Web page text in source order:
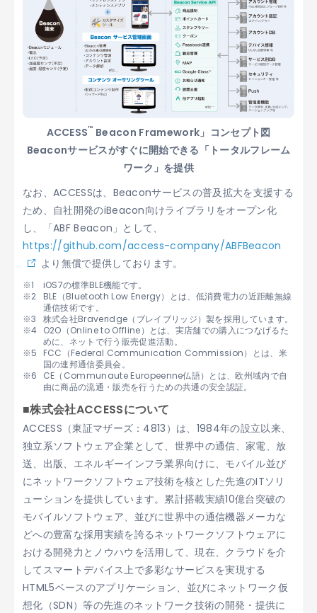
ACCESS™ Beacon Framework」コンセプト図
Beaconサービスがすぐに開始できる「トータルフレーム
ワーク」を提供
なお、ACCESSは、Beaconサービスの普及拡大を支援する
ため、自社開発のiBeacon向けライブラリをオープン化
し、「ABF Beacon」として、
https://github.com/access-company/ABFBeacon
より無償で提供しております。
iOS7の標準BLE機能です。
BLE（Bluetooth Low Energy）とは、低消費電力の近距離無線
通信技術です。
株式会社Braveridge（ブレイブリッジ）製を採用しています。
O2O（Online to Offline）とは、実店舗での購入につなげるた
めに、ネットで行う販売促進活動。
FCC（Federal Communication Commission）とは、米
国の連邦通信委員会。
CE（Communaute Europeenne仏語）とは、欧州域内で自
由に商品の流通・販売を行うための共通の安全認証。
■株式会社ACCESSについて
ACCESS（東証マザーズ：4813）は、1984年の設立以来、
独立系ソフトウェア企業として、世界中の通信、家電、放
送、出版、エネルギーインフラ業界向けに、モバイル並び
にネットワークソフトウェア技術を核とした先進のITソリ
ューションを提供しています。累計搭載実績10億台突破の
モバイルソフトウェア、並びに世界中の通信機器メーカな
どへの豊富な採用実績を誇るネットワークソフトウェアに
おける開発力とノウハウを活用して、現在、クラウドを介
してスマートデバイス上で多彩なサービスを実現する
HTML5ベースのアプリケーション、並びにネットワーク仮
想化（SDN）等の先進のネットワーク技術の開発・提供に